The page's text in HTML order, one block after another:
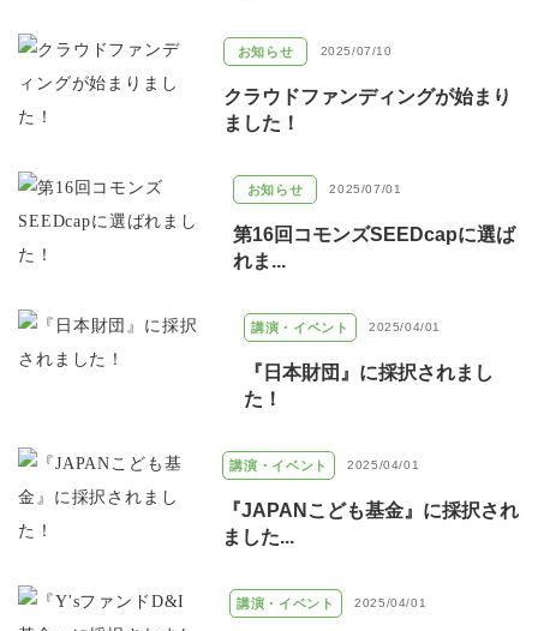
お知らせ 2025/07/10
クラウドファンディングが始まり
ました！
お知らせ 2025/07/01
第16回コモンズSEEDcapに選ば
れま...
講演・イベント 2025/04/01
『日本財団』に採択されまし
た！
講演・イベント 2025/04/01
『JAPANこども基金』に採択され
ました...
講演・イベント 2025/04/01